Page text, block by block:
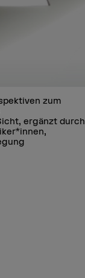
zum
ergänzt durch